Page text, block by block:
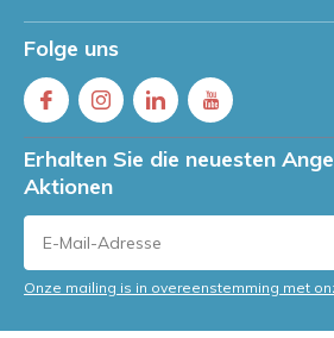
Folge uns
Erhalten Sie die neuesten
Aktionen
Onze mailing is in overeenstemming met